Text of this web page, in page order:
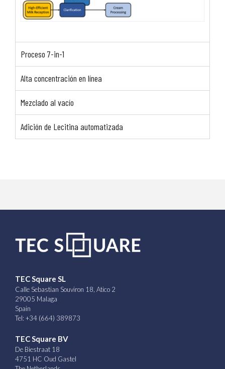
Proceso 7-in-1
Alta concentración en línea
Mezclado al vacío
Adición de Lecitina automatizada
TEC Square SL
Calle Sebastian Souviron 18, Atico 2
29005 Malaga
Spain
Tel: +34 (664) 389873
TEC Square BV
De Biestraat 18
4751 HC Oud Gastel